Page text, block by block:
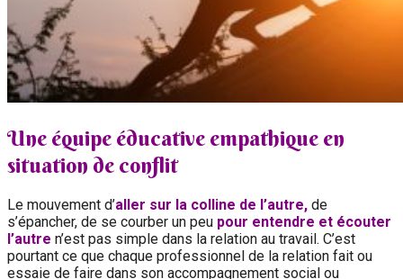
Une équipe éducative empathique en
situation de conflit
Le mouvement d’aller sur la colline de l’autre, de
s’épancher, de se courber un peu pour entendre et écouter
l’autre n’est pas simple dans la relation au travail. C’est
pourtant ce que chaque professionnel de la relation fait ou
essaie de faire dans son accompagnement social ou